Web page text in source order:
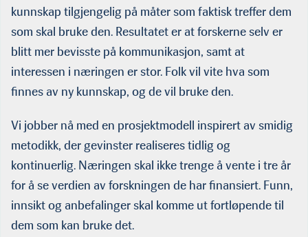
kunnskap tilgjengelig på måter som faktisk treffer dem
som skal bruke den. Resultatet er at forskerne selv er
blitt mer bevisste på kommunikasjon, samt at
interessen i næringen er stor. Folk vil vite hva som
finnes av ny kunnskap, og de vil bruke den.
Vi jobber nå med en prosjektmodell inspirert av smidig
metodikk, der gevinster realiseres tidlig og
kontinuerlig. Næringen skal ikke trenge å vente i tre år
for å se verdien av forskningen de har finansiert. Funn,
innsikt og anbefalinger skal komme ut fortløpende til
dem som kan bruke det.